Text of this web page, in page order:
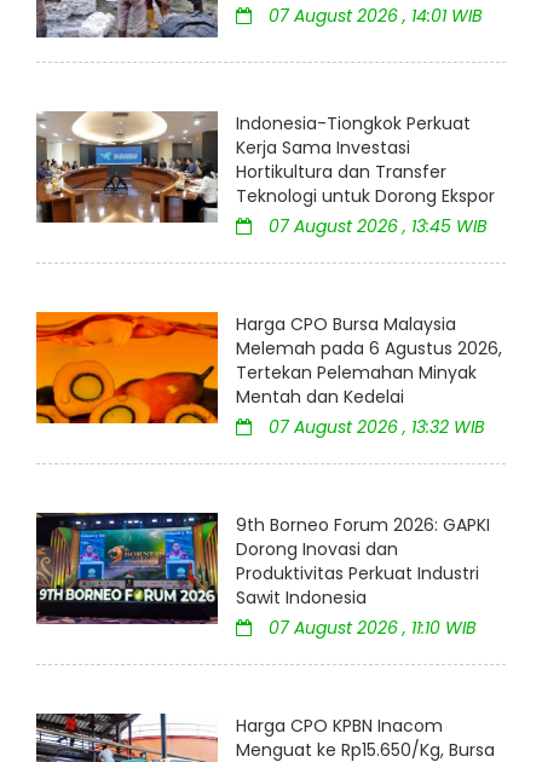
07 August 2026 , 14:01 WIB
Indonesia-Tiongkok Perkuat
Kerja Sama Investasi
Hortikultura dan Transfer
Teknologi untuk Dorong Ekspor
07 August 2026 , 13:45 WIB
Harga CPO Bursa Malaysia
Melemah pada 6 Agustus 2026,
Tertekan Pelemahan Minyak
Mentah dan Kedelai
07 August 2026 , 13:32 WIB
9th Borneo Forum 2026: GAPKI
Dorong Inovasi dan
Produktivitas Perkuat Industri
Sawit Indonesia
07 August 2026 , 11:10 WIB
Harga CPO KPBN Inacom
Menguat ke Rp15.650/Kg, Bursa